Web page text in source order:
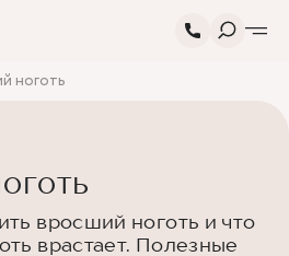
ноготь
вросший ноготь и что
врастает. Полезные